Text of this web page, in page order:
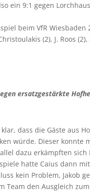
ein 9:1 gegen
beim VfR Wiesbaden
(2), J. Roos
ersatzgestärkte
dass die Gäste aus
würde. Dieser
dazu erkämpften
hatte Caius dann
kein Problem, Jakob
den Ausgleich